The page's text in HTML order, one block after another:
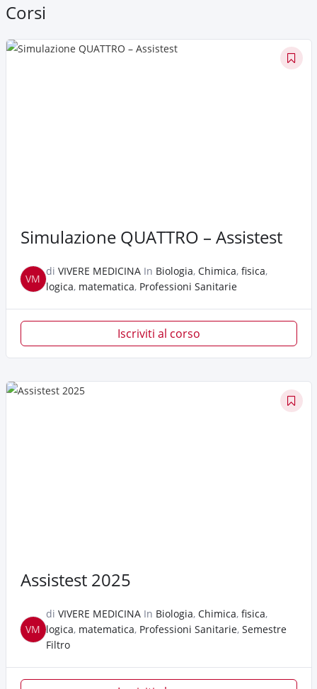
Corsi
Simulazione QUATTRO – Assistest
VM
di VIVERE MEDICINAIn Biologia, Chimica, fisica,
logica, matematica, Professioni Sanitarie
Iscriviti al corso
Assistest 2025
VM
di VIVERE MEDICINAIn Biologia, Chimica, fisica,
logica, matematica, Professioni Sanitarie, Semestre
Filtro